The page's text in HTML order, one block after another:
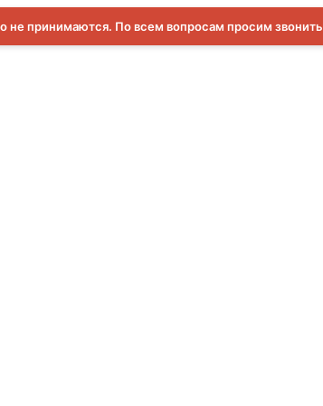
не принимаются. По всем вопросам просим звонить